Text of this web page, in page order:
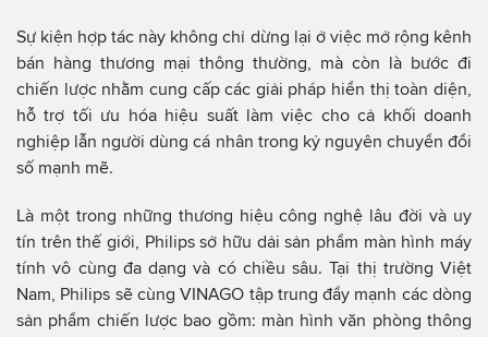
Sự kiện hợp tác này không chỉ dừng lại ở việc mở rộng kênh
bán hàng thương mại thông thường, mà còn là bước đi
chiến lược nhằm cung cấp các giải pháp hiển thị toàn diện,
hỗ trợ tối ưu hóa hiệu suất làm việc cho cả khối doanh
nghiệp lẫn người dùng cá nhân trong kỷ nguyên chuyển đổi
số mạnh mẽ.
Là một trong những thương hiệu công nghệ lâu đời và uy
tín trên thế giới, Philips sở hữu dải sản phẩm màn hình máy
tính vô cùng đa dạng và có chiều sâu. Tại thị trường Việt
Nam, Philips sẽ cùng VINAGO tập trung đẩy mạnh các dòng
sản phẩm chiến lược bao gồm: màn hình văn phòng thông